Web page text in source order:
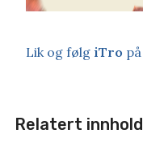
Lik og følg iTro på
Relatert innhold